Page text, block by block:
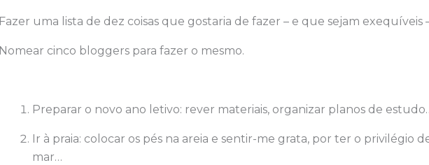
Fazer uma lista de dez coisas que gostaria de fazer – e que sejam exequíveis
Nomear cinco bloggers para fazer o mesmo.
Preparar o novo ano letivo: rever materiais, organizar planos de
Ir à praia: colocar os pés na areia e sentir-me grata, por ter o privilégio
mar…